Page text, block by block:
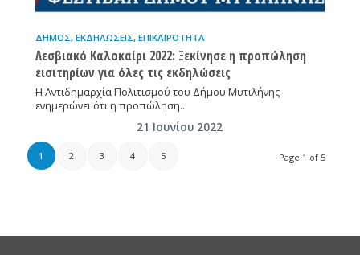
ΔΉΜΟΣ, ΕΚΔΗΛΏΣΕΙΣ, ΕΠΙΚΑΙΡΌΤΗΤΑ
Λεσβιακό Καλοκαίρι 2022: Ξεκίνησε η προπώληση
εισιτηρίων για όλες τις εκδηλώσεις
Η Αντιδημαρχία Πολιτισμού του Δήμου Μυτιλήνης
ενημερώνει ότι η προπώληση…
21 Ιουνίου 2022
Page 1 of 5
1 2 3 4 5